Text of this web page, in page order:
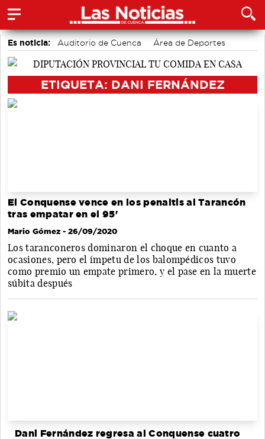
Es noticia: Auditorio de Cuenca
Área de Deportes
Bádminton
Motor
ETIQUETA: DANI FERNÁNDEZ
El Conquense vence en los penaltis al Tarancón
tras empatar en el 95'
Mario Gómez - 26/09/2020
Los taranconeros dominaron el choque en cuanto a
ocasiones, pero el ímpetu de los balompédicos tuvo
como premio un empate primero, y el pase en la muerte
súbita después
Dani Fernández regresa al Conquense cuatro